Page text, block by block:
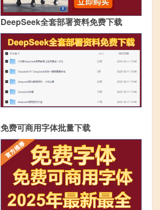
DeepSeek全套部署资料免费下载
免费可商用字体批量下载